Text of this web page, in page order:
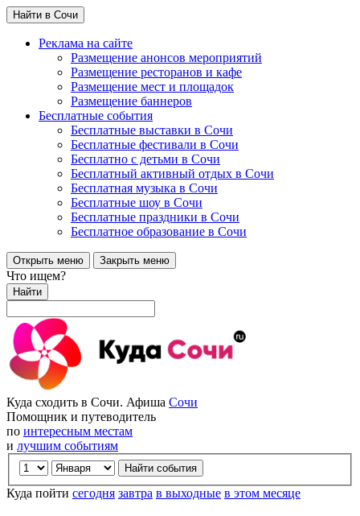
Найти в Сочи
Реклама на сайте
Размещение анонсов мероприятий
Размещение ресторанов и кафе
Размещение мест и площадок
Размещение баннеров
Бесплатные события
Бесплатные выставки в Сочи
Бесплатные фестивали в Сочи
Бесплатно с детьми в Сочи
Бесплатный активный отдых в Сочи
Бесплатная музыка в Сочи
Бесплатные шоу в Сочи
Бесплатные праздники в Сочи
Бесплатное образование в Сочи
Открыть меню Закрыть меню
Что ищем?
Найти
Куда сходить в Сочи. Афиша Сочи
Помощник и путеводитель
по интересным местам
и лучшим событиям
Куда пойти сегодня завтра в выходные в этом месяце